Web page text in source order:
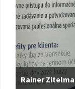
Rainer